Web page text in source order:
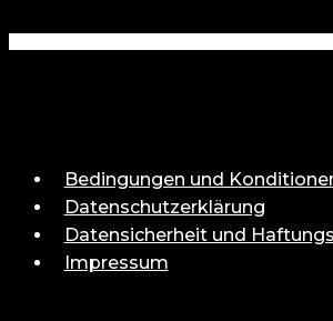
Bedingungen und
Datenschutzerklärung
Datensicherheit und
Impressum